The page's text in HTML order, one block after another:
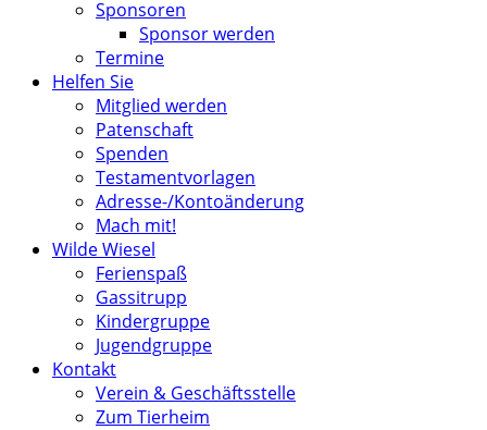
Sponsoren
Sponsor werden
Termine
Helfen Sie
Mitglied werden
Patenschaft
Spenden
Testamentvorlagen
Adresse-/Kontoänderung
Mach mit!
Wilde Wiesel
Ferienspaß
Gassitrupp
Kindergruppe
Jugendgruppe
Kontakt
Verein & Geschäftsstelle
Zum Tierheim